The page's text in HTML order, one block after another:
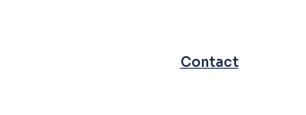
Contact